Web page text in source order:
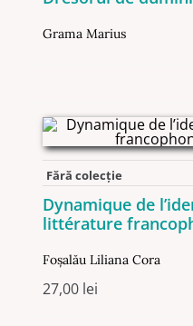
Grama Marius
Fără colecție
Dynamique de
littérature
Foşalău Liliana Cora
27,00 lei